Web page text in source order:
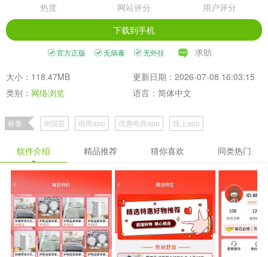
热度 网站评分
用户评分
下载到手机
官方正版 无病毒 无外挂 求助
大小：118.47MB
更新日期：2026-07-08 16:03:15
类别： 网络浏览 语言：简体中文
标签 南国荟 电商app 优惠电商app 线上app
软件介绍 精品推荐 猜你喜欢 同类热门